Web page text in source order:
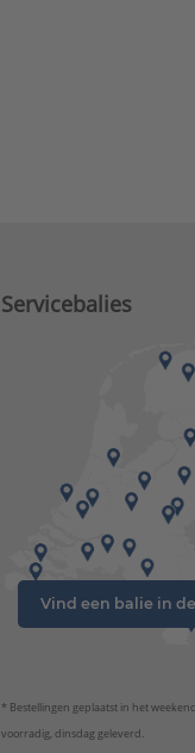
Servicebalies
Vind een balie in
* Bestellingen geplaatst in het
voorradig, dinsdag geleverd.